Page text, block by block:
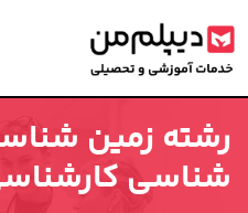
به
محتوا
رشته زمین
شناسی